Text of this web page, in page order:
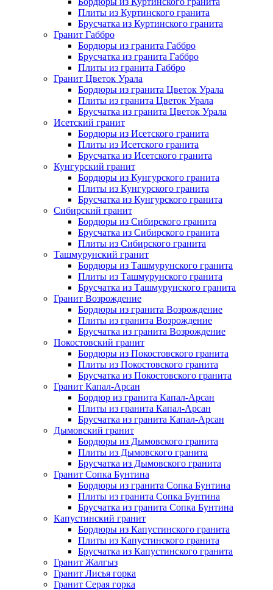
Плиты из Куртинского гранита
Брусчатка из Куртинского гранита
Гранит Габбро
Бордюры из гранита Габбро
Брусчатка из гранита Габбро
Плиты из гранита Габбро
Гранит Цветок Урала
Бордюры из гранита Цветок Урала
Плиты из гранита Цветок Урала
Брусчатка из гранита Цветок Урала
Исетский гранит
Бордюры из Исетского гранита
Плиты из Исетского гранита
Брусчатка из Исетского гранита
Кунгурский гранит
Бордюры из Кунгурского гранита
Плиты из Кунгурского гранита
Брусчатка из Кунгурского гранита
Сибирский гранит
Бордюры из Сибирского гранита
Брусчатка из Сибирского гранита
Плиты из Сибирского гранита
Ташмурунский гранит
Бордюры из Ташмурунского гранита
Плиты из Ташмурунского гранита
Брусчатка из Ташмурунского гранита
Гранит Возрождение
Бордюры из гранита Возрождение
Плиты из гранита Возрождение
Брусчатка из гранита Возрождение
Покостовский гранит
Бордюры из Покостовского гранита
Плиты из Покостовского гранита
Брусчатка из Покостовского гранита
Гранит Капал-Арсан
Бордюр из гранита Капал-Арсан
Плиты из гранита Капал-Арсан
Брусчатка из гранита Капал-Арсан
Дымовский гранит
Бордюры из Дымовского гранита
Плиты из Дымовского гранита
Брусчатка из Дымовского гранита
Гранит Сопка Бунтина
Бордюры из гранита Сопка Бунтина
Плиты из гранита Сопка Бунтина
Брусчатка из гранита Сопка Бунтина
Капустинский гранит
Бордюры из Капустинского гранита
Плиты из Капустинского гранита
Брусчатка из Капустинского гранита
Гранит Жалгыз
Гранит Лисья горка
Гранит Серая горка